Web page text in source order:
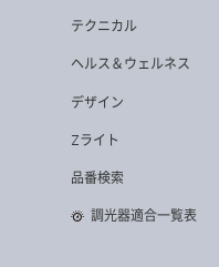
テクニカル
ヘルス＆ウェルネス
デザイン
Zライト
品番検索
調光器適合一覧表